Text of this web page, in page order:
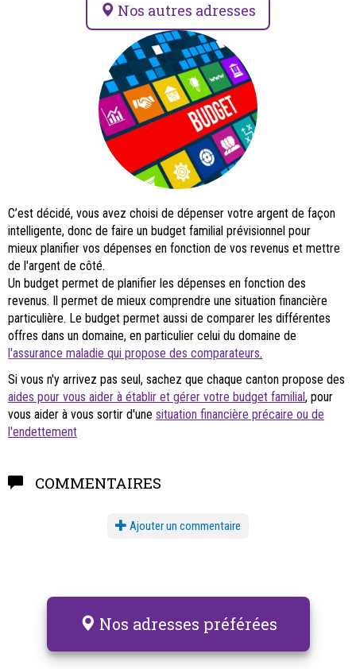
Nos autres adresses
C’est décidé, vous avez choisi de dépenser votre argent de façon
intelligente, donc de faire un budget familial prévisionnel pour
mieux planifier vos dépenses en fonction de vos revenus et mettre
de l'argent de côté.
Un budget permet de planifier les dépenses en fonction des
revenus. Il permet de mieux comprendre une situation financière
particulière. Le budget permet aussi de comparer les différentes
offres dans un domaine, en particulier celui du domaine de
l'assurance maladie qui propose des comparateurs.
Si vous n'y arrivez pas seul, sachez que chaque canton propose des
aides pour vous aider à établir et gérer votre budget familial, pour
vous aider à vous sortir d'une situation financière précaire ou de
l'endettement
COMMENTAIRES
Ajouter un commentaire
Nos adresses préférées